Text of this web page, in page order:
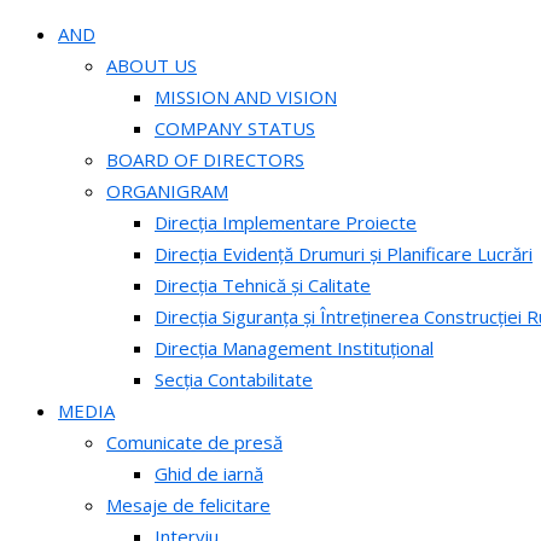
AND
ABOUT US
MISSION AND VISION
COMPANY STATUS
BOARD OF DIRECTORS
ORGANIGRAM
Direcția Implementare Proiecte
Direcția Evidență Drumuri și Planificare Lucrări
Direcția Tehnică și Calitate
Direcția Siguranța și Întreținerea Construcției
Direcția Management Instituțional
Secția Contabilitate
MEDIA
Comunicate de presă
Ghid de iarnă
Mesaje de felicitare
Interviu